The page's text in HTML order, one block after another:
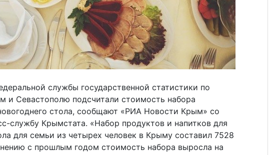
службы государственной статистики по
и Севастополю подсчитали стоимость набора
стола, сообщают «РИА Новости Крым» со
службу Крымстата. «Набор продуктов и напитков для
для семьи из четырех человек в Крыму составил 7528
с прошлым годом стоимость набора выросла на